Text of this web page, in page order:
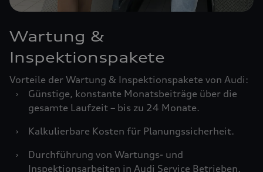
Wartung &
Inspektionspakete
Vorteile der Wartung & Inspektionspakete von Audi:
›
Günstige, konstante Monatsbeiträge über die
gesamte Laufzeit – bis zu 24 Monate.
›
Kalkulierbare Kosten für Planungssicherheit.
›
Durchführung von Wartungs- und
Inspektionsarbeiten in Audi Service Betrieben.